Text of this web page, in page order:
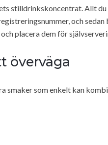
stilldrinkskoncentrat. Allt
och sedan
placera dem för
överväga
smaker som enkelt kan